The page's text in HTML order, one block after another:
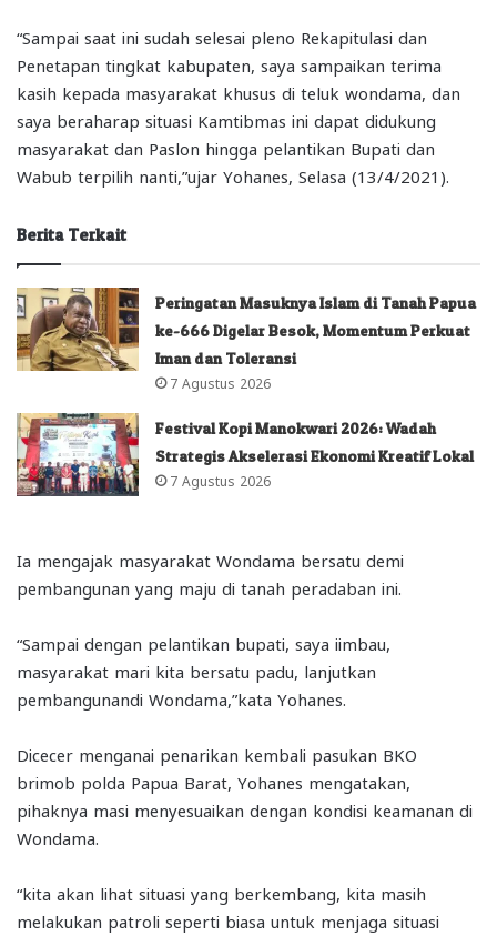
“Sampai saat ini sudah selesai pleno Rekapitulasi dan
Penetapan tingkat kabupaten, saya sampaikan terima
kasih kepada masyarakat khusus di teluk wondama, dan
saya beraharap situasi Kamtibmas ini dapat didukung
masyarakat dan Paslon hingga pelantikan Bupati dan
Wabub terpilih nanti,”ujar Yohanes, Selasa (13/4/2021).
Berita Terkait
Peringatan Masuknya Islam di Tanah Papua
ke-666 Digelar Besok, Momentum Perkuat
Iman dan Toleransi
7 Agustus 2026
Festival Kopi Manokwari 2026: Wadah
Strategis Akselerasi Ekonomi Kreatif Lokal
7 Agustus 2026
Ia mengajak masyarakat Wondama bersatu demi
pembangunan yang maju di tanah peradaban ini.
“Sampai dengan pelantikan bupati, saya iimbau,
masyarakat mari kita bersatu padu, lanjutkan
pembangunandi Wondama,”kata Yohanes.
Dicecer menganai penarikan kembali pasukan BKO
brimob polda Papua Barat, Yohanes mengatakan,
pihaknya masi menyesuaikan dengan kondisi keamanan di
Wondama.
“kita akan lihat situasi yang berkembang, kita masih
melakukan patroli seperti biasa untuk menjaga situasi